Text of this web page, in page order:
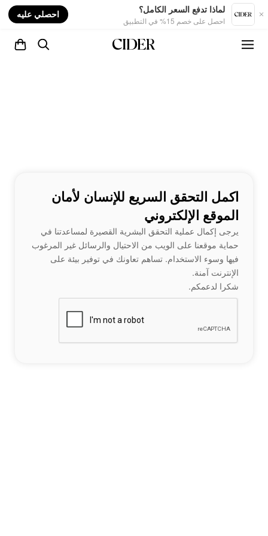
لماذا تدفع السعر الكامل؟
احصل على خصم 15% في التطبيق
احصلي عليه
اكمل التحقق السريع للإنسان لأمان
الموقع الإلكتروني
يرجى إكمال عملية التحقق البشرية القصيرة لمساعدتنا في
حماية موقعنا على الويب من الاحتيال والرسائل غير المرغوب
فيها وسوء الاستخدام. تساهم تعاونك في توفير بيئة على
الإنترنت آمنة.
شكرا لدعمكم.